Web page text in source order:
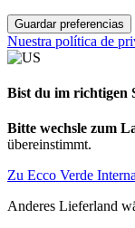
Guardar preferencias
Nuestra política de
Bist du im richtigen
Bitte wechsle zum
übereinstimmt.
Zu Ecco Verde
Anderes Lieferland